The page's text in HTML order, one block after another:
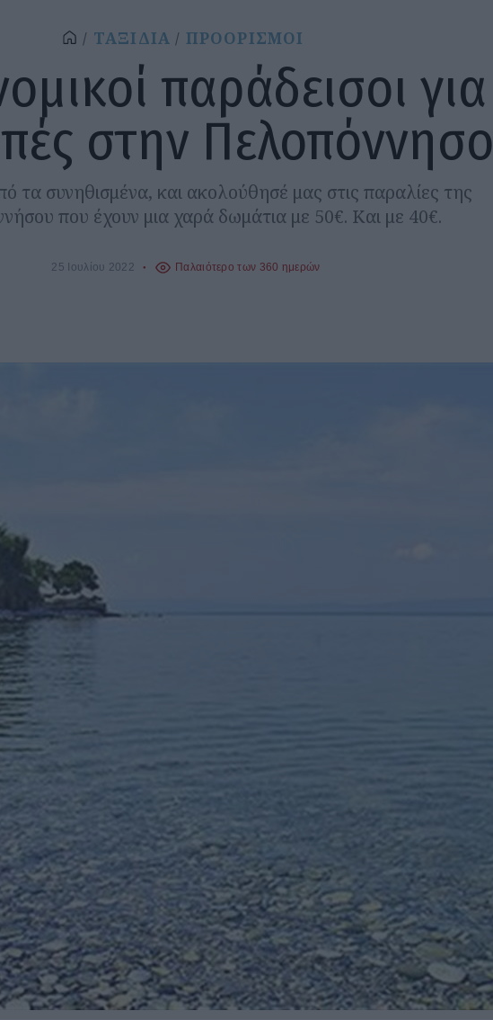
ΤΑΞΙΔΙΑ ΠΡΟΟΡΙΣΜΟΙ
παράδεισοι για
στην Πελοπόννησο
τα συνηθισμένα, και ακολούθησέ μας στις παραλίες της
που έχουν μια χαρά δωμάτια με 50€. Και με 40€.
25 Ιουλίου 2022 Παλαιότερο των 360 ημερών